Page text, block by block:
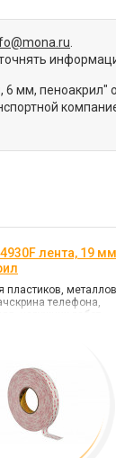
мм,
лента, 19
пластиков,
телефона,
наружних работ,